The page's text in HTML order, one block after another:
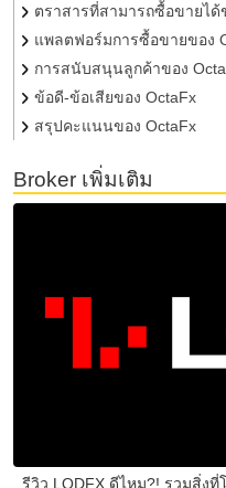
ตราสารที่สามารถซื้อขายได้
แพลตฟอร์มการซื้อขายของ
การสนับสนุนลูกค้าของ
ข้อดี-ข้อเสียของ OctaFx
สรุปคะแนนของ OctaFx
Broker เพิ่มเติม
รีวิว LQDFX ดีไหม?! รวมสิ่ง